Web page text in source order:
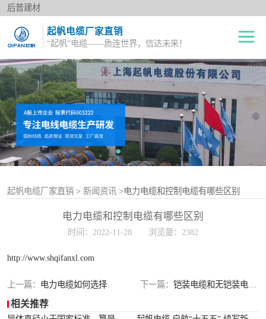
后普建材
起帆电缆厂家直销
“起帆”电缆——质连世界，信达未来！
起帆电缆厂家直销 > 新闻资讯 >电力电缆和控制电缆有哪些区别
电力电缆和控制电缆有哪些区别
时间：2022-11-28 浏览量：2382
http://www.shqifanxl.com
上一篇： 电力电缆如何选择 下一篇： 铠装电缆和无铠装电缆相比有什么优势
相关推荐
绝缘电线
电力电缆
橡套电缆
电源护套线
控制电缆
光伏电缆
特种电缆
单股铜芯线BV
多股铜芯软电线BVR
双绞花线RVS
阻燃电线